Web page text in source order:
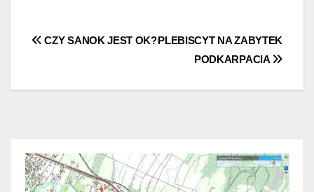
Nawigacja
PLEBISCYT NA ZABYTEK
PODKARPACIA
CZY SANOK JEST OK?